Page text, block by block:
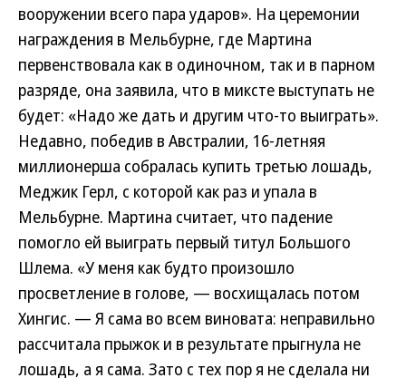
вооружении всего пара ударов». На церемонии
награждения в Мельбурне, где Мартина
первенствовала как в одиночном, так и в парном
разряде, она заявила, что в миксте выступать не
будет: «Надо же дать и другим что-то выиграть».
Недавно, победив в Австралии, 16-летняя
миллионерша собралась купить третью лошадь,
Меджик Герл, с которой как раз и упала в
Мельбурне. Мартина считает, что падение
помогло ей выиграть первый титул Большого
Шлема. «У меня как будто произошло
просветление в голове, — восхищалась потом
Хингис. — Я сама во всем виновата: неправильно
рассчитала прыжок и в результате прыгнула не
лошадь, а я сама. Зато с тех пор я не сделала ни